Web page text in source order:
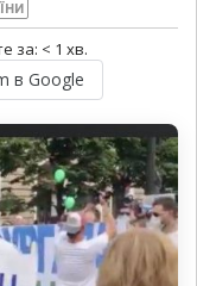
за: < 1 хв.
в Google